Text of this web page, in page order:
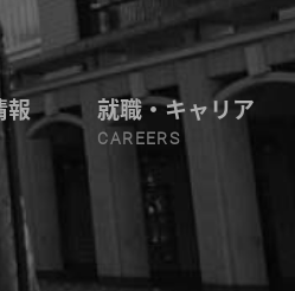
報 就職・キャリア
CAREERS